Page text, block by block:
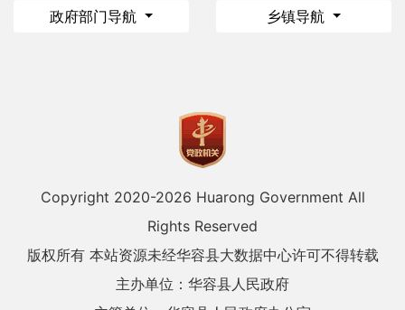
政府部门导航 乡镇导航
Copyright 2020-2026 Huarong Government All
Rights Reserved
版权所有 本站资源未经华容县大数据中心许可不得转载
主办单位：华容县人民政府